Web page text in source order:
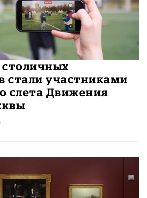
стали участниками
слета Движения